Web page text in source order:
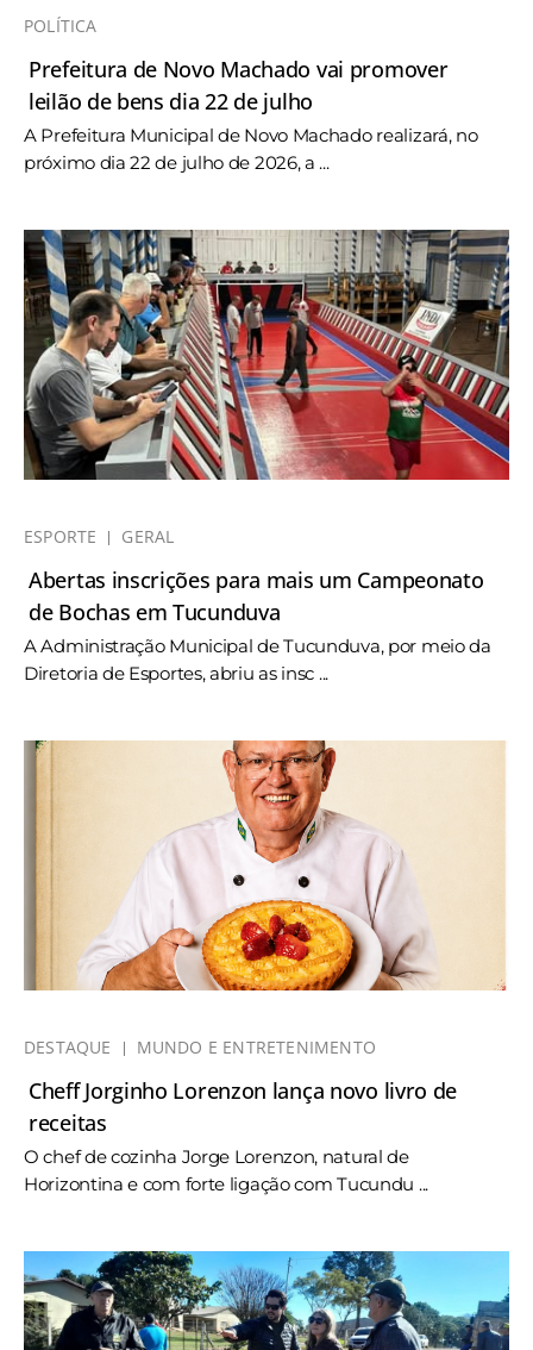
POLÍTICA
Prefeitura de Novo Machado vai promover
leilão de bens dia 22 de julho
A Prefeitura Municipal de Novo Machado realizará, no
próximo dia 22 de julho de 2026, a ...
ESPORTE GERAL
Abertas inscrições para mais um Campeonato
de Bochas em Tucunduva
A Administração Municipal de Tucunduva, por meio da
Diretoria de Esportes, abriu as insc ...
DESTAQUE MUNDO E ENTRETENIMENTO
Cheff Jorginho Lorenzon lança novo livro de
receitas
O chef de cozinha Jorge Lorenzon, natural de
Horizontina e com forte ligação com Tucundu ...